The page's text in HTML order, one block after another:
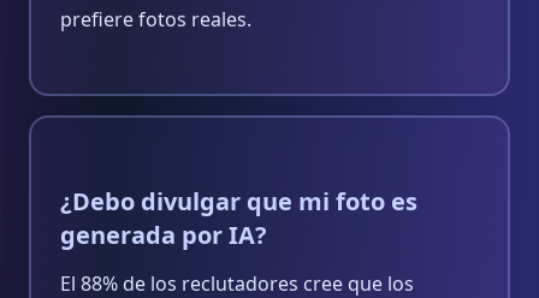
prefiere fotos reales.
¿Debo divulgar que mi foto es
generada por IA?
El 88% de los reclutadores cree que los